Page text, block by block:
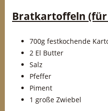
Bratkartoffeln (für
700g festkochende
2 El Butter
Salz
Pfeffer
Piment
1 große Zwiebel